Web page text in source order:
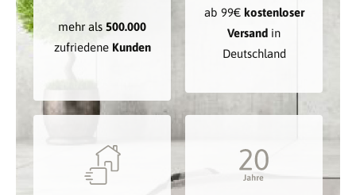
mehr als 500.000
zufriedene Kunden
ab 99€ kostenloser
Versand in
Deutschland